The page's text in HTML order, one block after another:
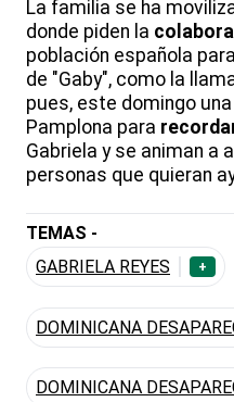
La familia se ha
donde piden la
población española
de "Gaby", como la
pues, este domingo una
Pamplona para
Gabriela y se animan a
personas que quieran
TEMAS -
GABRIELA REYES
+
DOMINICANA
DOMINICANA